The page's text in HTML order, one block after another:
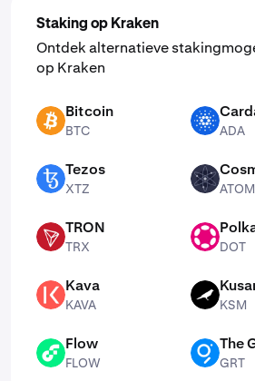
Staking op Kraken
Ontdek alternatieve
op Kraken
BTC Bitcoin
BTC
ADA
ADA
XTZ Tezos
XTZ
ATOM
ATOM
TRX TRON
TRX DOT
KAVA Kava
KAVA
KSM
KSM
FLOW Flow
FLOW
GRT The
GRT